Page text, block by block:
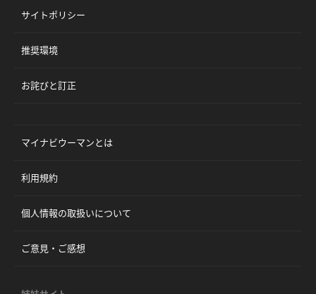
サイトポリシー
推奨環境
お詫びと訂正
マイナビウーマンとは
利用規約
個人情報の取扱いについて
ご意見・ご感想